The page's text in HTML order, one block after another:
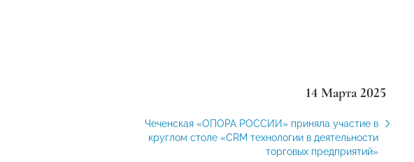
14 Марта 2025
Чеченская «ОПОРА РОССИИ» приняла участие в
круглом столе «CRM технологии в деятельности
торговых предприятий»